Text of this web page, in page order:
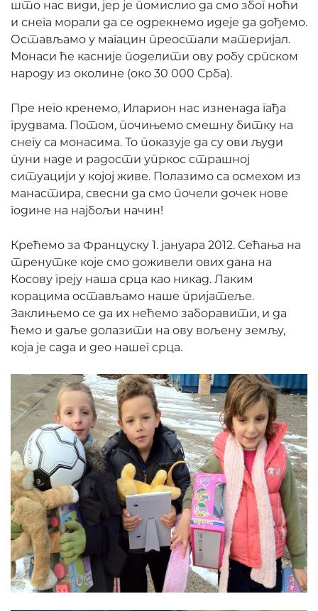
што нас види, јер је помислио да смо због ноћи
и снега морали да се одрекнемо идеје да дођемо.
Остављамо у магацин преостали материјал.
Монаси ће касније поделити ову робу српском
народу из околине (око 30 000 Срба).
Пре него кренемо, Иларион нас изненада гађа
грудвама. Потом, почињемо смешну битку на
снегу са монасима. То показује да су ови људи
пуни наде и радости упркос страшној
ситуацији у којој живе. Полазимо са осмехом из
манастира, свесни да смо почели дочек нове
године на најбољи начин!
Крећемо за Француску 1. јануара 2012. Сећања на
тренутке које смо доживели ових дана на
Косову греју наша срца као никад. Лаким
корацима остављамо наше пријатеље.
Заклињемо се да их нећемо заборавити, и да
ћемо и даље долазити на ову вољену земљу,
која је сада и део нашег срца.